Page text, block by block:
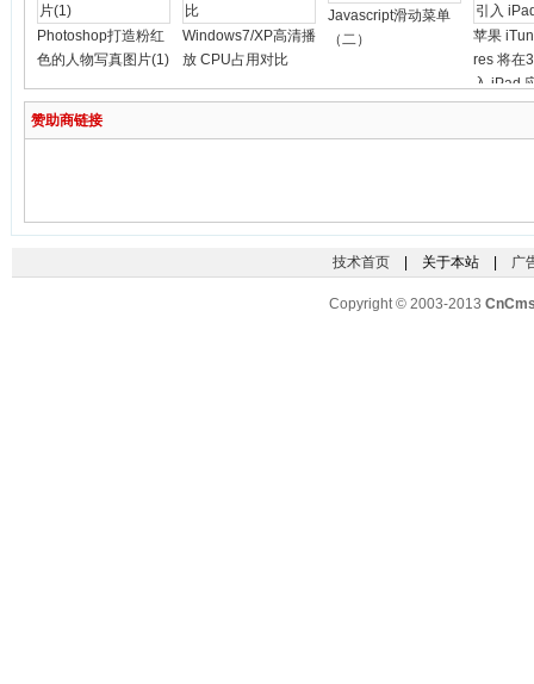
Photoshop打造粉红
色的人物写真图片(1)
Windows7/XP高清播
放 CPU占用对比
Javascript滑动菜单
（二）
苹果
res 将在
入 iPad
赞助商链接
技术首页| 关于本站 | 广
Copyright © 2003-2013